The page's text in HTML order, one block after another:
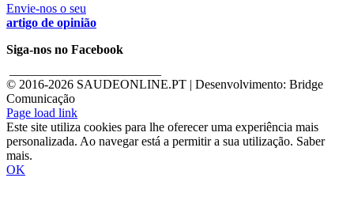
Envie-nos o seu
artigo de opinião
Siga-nos no Facebook
© 2016-2026 SAUDEONLINE.PT | Desenvolvimento: Bridge
Comunicação
Page load link
Este site utiliza cookies para lhe oferecer uma experiência mais
personalizada. Ao navegar está a permitir a sua utilização. Saber
mais.
OK